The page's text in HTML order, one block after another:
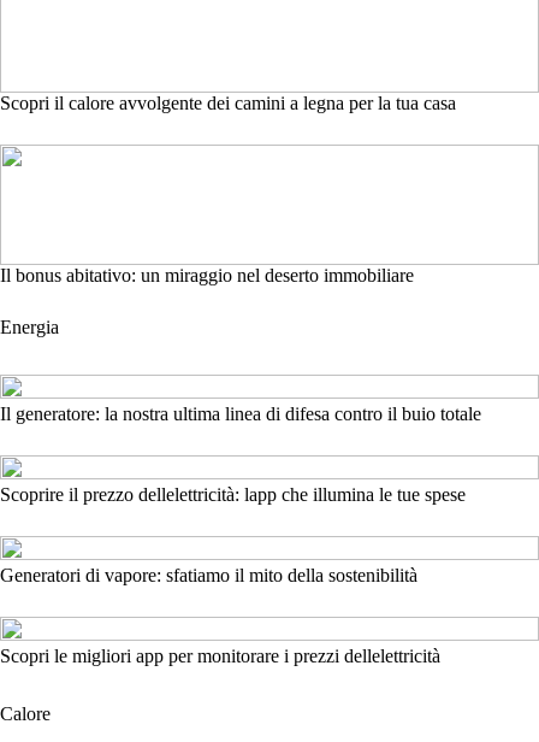
Scopri il calore avvolgente dei camini a legna per la tua casa
Il bonus abitativo: un miraggio nel deserto immobiliare
Energia
Il generatore: la nostra ultima linea di difesa contro il buio totale
Scoprire il prezzo dellelettricità: lapp che illumina le tue spese
Generatori di vapore: sfatiamo il mito della sostenibilità
Scopri le migliori app per monitorare i prezzi dellelettricità
Calore